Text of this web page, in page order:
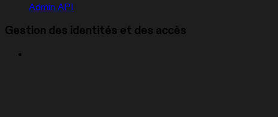
Admin API
Gestion des identités et des accès